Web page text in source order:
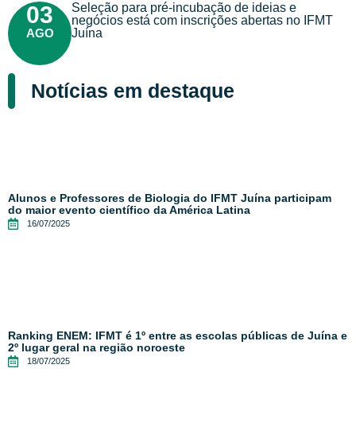
03
AGO
Seleção para pré-incubação de ideias e
negócios está com inscrições abertas no IFMT
Juína
Notícias em destaque
Alunos e Professores de Biologia do IFMT Juína participam
do maior evento científico da América Latina
16/07/2025
Ranking ENEM: IFMT é 1º entre as escolas públicas de Juína e
2º lugar geral na região noroeste
18/07/2025